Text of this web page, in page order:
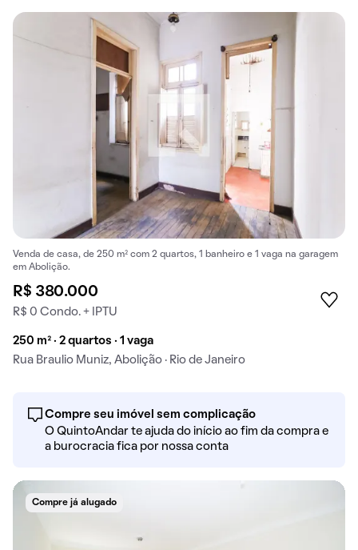
Venda de casa, de 250 m² com 2 quartos, 1 banheiro e 1 vaga na garagem
em Abolição.
R$ 380.000
R$ 0 Condo. + IPTU
250 m² · 2 quartos · 1 vaga
Rua Braulio Muniz, Abolição · Rio de Janeiro
Compre seu imóvel sem complicação
O QuintoAndar te ajuda do início ao fim da compra e
a burocracia fica por nossa conta
Compre já alugado